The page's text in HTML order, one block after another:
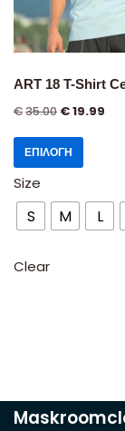
ART 18 T-Shirt
€35.00 €19.99
ΕΠΙΛΟΓΉ
Size
S M L
Clear